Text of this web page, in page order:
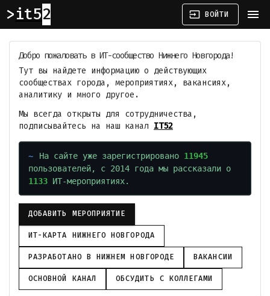
it52 input ВОЙТИ menu
Добро пожаловать в ИТ-сообщество Нижнего Новгорода!
Тут вы найдете информацию о действующих
сообществах города, мероприятиях, вакансиях,
аналитику и много другое.
Мы всегда открыты для сотрудничества,
подписывайтесь на наш канал IT52
На сайте уже зарегистрировано 11945
пользователей, с 2014 года мы рассказали о
1133 ИТ-мероприятиях.
ДОБАВИТЬ МЕРОПРИЯТИЕ
ИТ-КАРТА НИЖНЕГО НОВГОРОДА
РАЗРАБОТАНО В НИЖНЕМ НОВГОРОДЕ ВАКАНСИИ
ОСНОВНОЙ КАНАЛ ОБСУДИТЬ С КОЛЛЕГАМИ